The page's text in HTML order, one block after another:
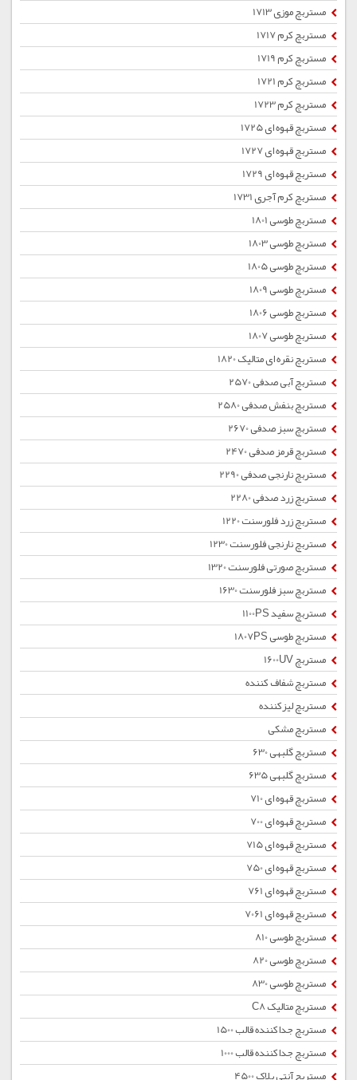
مستربچ موزی 1713
مستربچ کرم 1717
مستربچ کرم 1719
مستربچ کرم 1721
مستربچ کرم 1723
مستربچ قهوه ای 1725
مستربچ قهوه ای 1727
مستربچ قهوه ای 1729
مستربچ کرم آجری 1731
مستربچ طوسی 1801
مستربچ طوسی 1803
مستربچ طوسی 1805
مستربچ طوسی 1809
مستربچ طوسی 1806
مستربچ طوسی 1807
مستربچ نقره ای متالیک 1820
مستربچ آبی صدفی 2570
مستربچ بنفش صدفی 2580
مستربچ سبز صدفی 2670
مستربچ قرمز صدفی 2470
مستربچ نارنجی صدفی 2290
مستربچ زرد صدفی 2280
مستربچ زرد فلورسنت 1220
مستربچ نارنجی فلورسنت 1230
مستربچ صورتی فلورسنت 1320
مستربچ سبز فلورسنت 1630
مستربچ سفید 1100PS
مستربچ طوسی 1807PS
مستربچ 1600UV
مستربچ شفاف کننده
مستربچ لیزکننده
مستربچ مشکی
مستربچ گلبهی 630
مستربچ گلبهی 635
مستربچ قهوه ای 710
مستربچ قهوه ای 700
مستربچ قهوه ای 715
مستربچ قهوه ای 750
مستربچ قهوه ای 761
مستربچ قهوه ای 7061
مستربچ طوسی 810
مستربچ طوسی 820
مستربچ طوسی 830
مستربچ متالیک C8
مستربچ جداکننده قالب 1500
مستربچ جداکننده قالب 1000